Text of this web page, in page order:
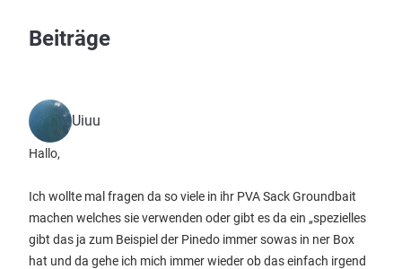
Beiträge
Uiuu
Hallo,
Ich wollte mal fragen da so viele in ihr PVA Sack Groundbait
machen welches sie verwenden oder gibt es da ein „spezielles
gibt das ja zum Beispiel der Pinedo immer sowas in ner Box
hat und da gehe ich mich immer wieder ob das einfach irgend